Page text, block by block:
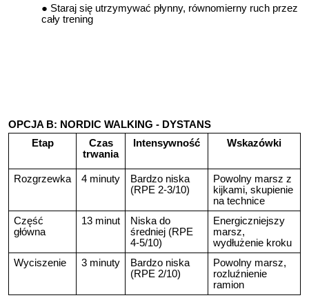
Staraj się utrzymywać płynny, równomierny ruch przez
cały trening
OPCJA B: NORDIC WALKING - DYSTANS
Etap
Czas
trwania
Intensywność Wskazówki
Rozgrzewka 4 minuty
Bardzo niska
(RPE 2-3/10)
Powolny marsz z
kijkami, skupienie
na technice
Część
główna
13 minut
Niska do
średniej (RPE
4-5/10)
Energiczniejszy
marsz,
wydłużenie kroku
Wyciszenie
3 minuty
Bardzo niska
(RPE 2/10)
Powolny marsz,
rozluźnienie
ramion